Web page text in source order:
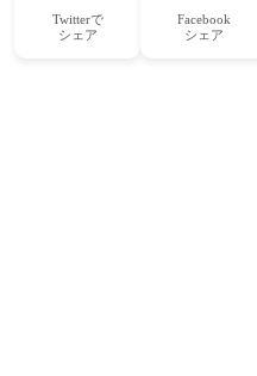
Twitterで
シェア
Facebook
シェア